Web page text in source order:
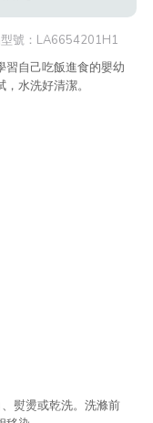
號： LA6654201H1
習自己吃飯進食的嬰幼
水洗好清潔。
熨燙或乾洗。洗滌前